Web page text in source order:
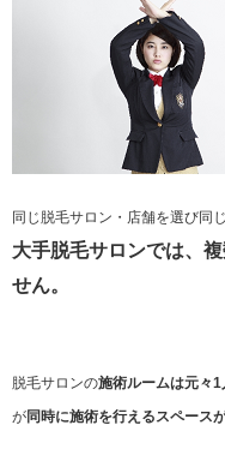
同じ脱毛サロン・店舗を選び同
大手脱毛サロンでは、
せん。
脱毛サロンの施術ルームは元々
が同時に施術を行えるスペース